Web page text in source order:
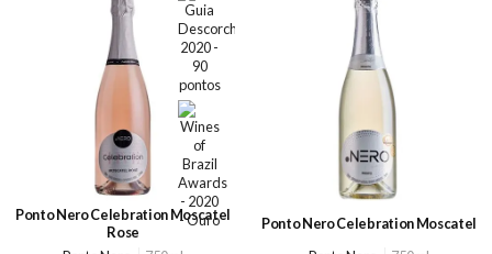
Ponto Nero Celebration Moscatel
Rose
Ponto Nero Celebration Moscatel